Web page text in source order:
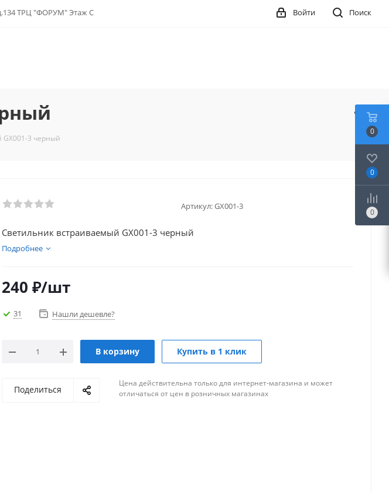
ТРЦ "ФОРУМ" Этаж С Поиск
Войти
3 черный
Артикул:GX001-3
Светильник встраиваемый GX001-3 черный
Подробнее
240 ₽/шт
31 Нашли дешевле?
В корзину Купить в 1 клик
Поделиться
Цена действительна только для интернет-магазина и может
отличаться от цен в розничных магазинах
0
0
0